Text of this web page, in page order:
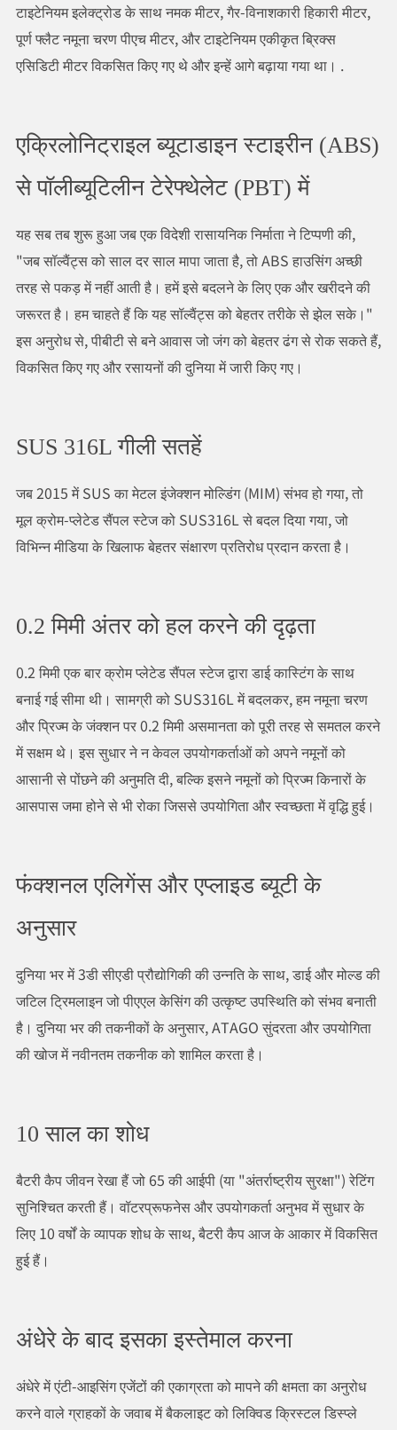
टाइटेनियम इलेक्ट्रोड के साथ नमक मीटर, गैर-विनाशकारी हिकारी मीटर,
पूर्ण फ्लैट नमूना चरण पीएच मीटर, और टाइटेनियम एकीकृत ब्रिक्स
एसिडिटी मीटर विकसित किए गए थे और इन्हें आगे बढ़ाया गया था। .
एक्रिलोनिट्राइल ब्यूटाडाइन स्टाइरीन (ABS)
से पॉलीब्यूटिलीन टेरेफ्थेलेट (PBT) में
यह सब तब शुरू हुआ जब एक विदेशी रासायनिक निर्माता ने टिप्पणी की,
"जब सॉल्वैंट्स को साल दर साल मापा जाता है, तो ABS हाउसिंग अच्छी
तरह से पकड़ में नहीं आती है। हमें इसे बदलने के लिए एक और खरीदने की
जरूरत है। हम चाहते हैं कि यह सॉल्वैंट्स को बेहतर तरीके से झेल सके।"
इस अनुरोध से, पीबीटी से बने आवास जो जंग को बेहतर ढंग से रोक सकते हैं,
विकसित किए गए और रसायनों की दुनिया में जारी किए गए।
SUS 316L गीली सतहें
जब 2015 में SUS का मेटल इंजेक्शन मोल्डिंग (MIM) संभव हो गया, तो
मूल क्रोम-प्लेटेड सैंपल स्टेज को SUS316L से बदल दिया गया, जो
विभिन्न मीडिया के खिलाफ बेहतर संक्षारण प्रतिरोध प्रदान करता है।
0.2 मिमी अंतर को हल करने की दृढ़ता
0.2 मिमी एक बार क्रोम प्लेटेड सैंपल स्टेज द्वारा डाई कास्टिंग के साथ
बनाई गई सीमा थी। सामग्री को SUS316L में बदलकर, हम नमूना चरण
और प्रिज्म के जंक्शन पर 0.2 मिमी असमानता को पूरी तरह से समतल करने
में सक्षम थे। इस सुधार ने न केवल उपयोगकर्ताओं को अपने नमूनों को
आसानी से पोंछने की अनुमति दी, बल्कि इसने नमूनों को प्रिज्म किनारों के
आसपास जमा होने से भी रोका जिससे उपयोगिता और स्वच्छता में वृद्धि हुई।
फंक्शनल एलिगेंस और एप्लाइड ब्यूटी के
अनुसार
दुनिया भर में 3डी सीएडी प्रौद्योगिकी की उन्नति के साथ, डाई और मोल्ड की
जटिल ट्रिमलाइन जो पीएएल केसिंग की उत्कृष्ट उपस्थिति को संभव बनाती
है। दुनिया भर की तकनीकों के अनुसार, ATAGO सुंदरता और उपयोगिता
की खोज में नवीनतम तकनीक को शामिल करता है।
10 साल का शोध
बैटरी कैप जीवन रेखा हैं जो 65 की आईपी (या "अंतर्राष्ट्रीय सुरक्षा") रेटिंग
सुनिश्चित करती हैं। वॉटरप्रूफनेस और उपयोगकर्ता अनुभव में सुधार के
लिए 10 वर्षों के व्यापक शोध के साथ, बैटरी कैप आज के आकार में विकसित
हुई हैं।
अंधेरे के बाद इसका इस्तेमाल करना
अंधेरे में एंटी-आइसिंग एजेंटों की एकाग्रता को मापने की क्षमता का अनुरोध
करने वाले ग्राहकों के जवाब में बैकलाइट को लिक्विड क्रिस्टल डिस्प्ले